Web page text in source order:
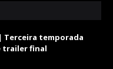
| Terceira temporada
trailer final